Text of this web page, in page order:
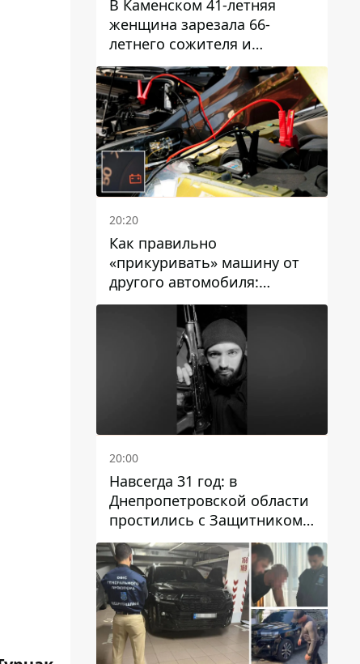
В Каменском 41-летняя
женщина зарезала 66-
летнего сожителя и
пыталась обмануть
полицейских
20:20
Как правильно
«прикуривать» машину от
другого автомобиля:
инструкция для водителей
20:00
Навсегда 31 год: в
Днепропетровской области
простились с Защитником
Александром Репиным